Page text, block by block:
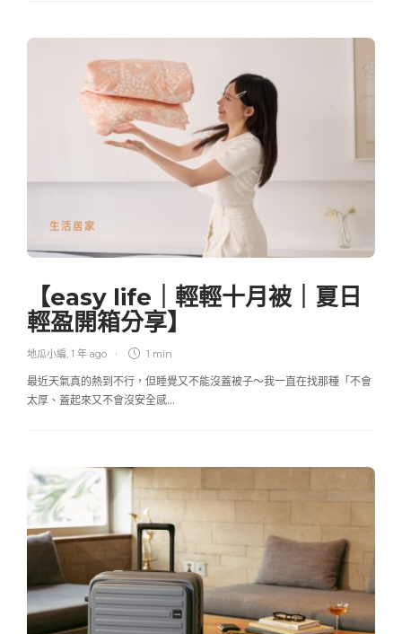
生活居家
【easy life｜輕輕十月被｜夏日
輕盈開箱分享】
地瓜小編 1 年 ago 1 min
最近天氣真的熱到不行，但睡覺又不能沒蓋被子～我一直在找那種「不會
太厚、蓋起來又不會沒安全感…